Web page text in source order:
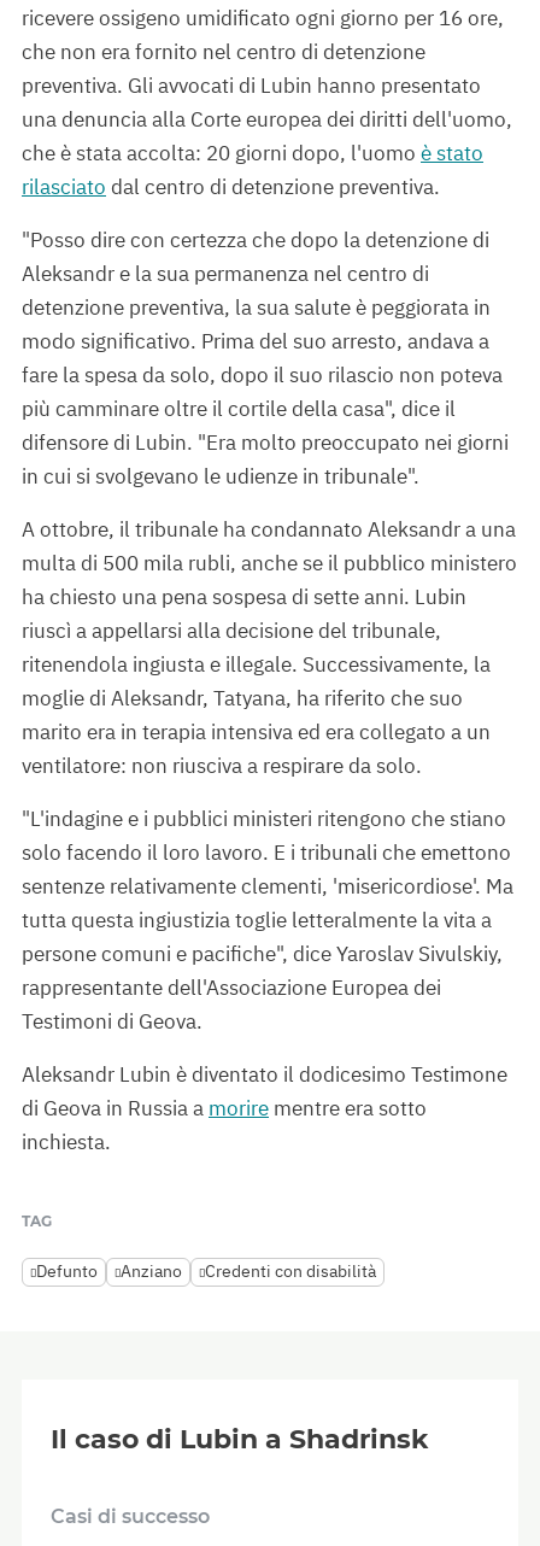
ricevere ossigeno umidificato ogni giorno per 16 ore,
che non era fornito nel centro di detenzione
preventiva. Gli avvocati di Lubin hanno presentato
una denuncia alla Corte europea dei diritti dell'uomo,
che è stata accolta: 20 giorni dopo, l'uomo è stato
rilasciato dal centro di detenzione preventiva.
"Posso dire con certezza che dopo la detenzione di
Aleksandr e la sua permanenza nel centro di
detenzione preventiva, la sua salute è peggiorata in
modo significativo. Prima del suo arresto, andava a
fare la spesa da solo, dopo il suo rilascio non poteva
più camminare oltre il cortile della casa", dice il
difensore di Lubin. "Era molto preoccupato nei giorni
in cui si svolgevano le udienze in tribunale".
A ottobre, il tribunale ha condannato Aleksandr a una
multa di 500 mila rubli, anche se il pubblico ministero
ha chiesto una pena sospesa di sette anni. Lubin
riuscì a appellarsi alla decisione del tribunale,
ritenendola ingiusta e illegale. Successivamente, la
moglie di Aleksandr, Tatyana, ha riferito che suo
marito era in terapia intensiva ed era collegato a un
ventilatore: non riusciva a respirare da solo.
"L'indagine e i pubblici ministeri ritengono che stiano
solo facendo il loro lavoro. E i tribunali che emettono
sentenze relativamente clementi, 'misericordiose'. Ma
tutta questa ingiustizia toglie letteralmente la vita a
persone comuni e pacifiche", dice Yaroslav Sivulskiy,
rappresentante dell'Associazione Europea dei
Testimoni di Geova.
Aleksandr Lubin è diventato il dodicesimo Testimone
di Geova in Russia a morire mentre era sotto
inchiesta.
TAG
Defunto Anziano Credenti con disabilità
Il caso di Lubin a Shadrinsk
Casi di successo